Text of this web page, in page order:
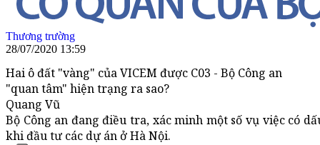
Thương trường
28/07/2020 13:59
Hai ô đất "vàng" của VICEM được C03 - Bộ Công an
"quan tâm" hiện trạng ra sao?
Quang Vũ
Bộ Công an đang điều tra, xác minh một số vụ việc có
khi đầu tư các dự án ở Hà Nội.